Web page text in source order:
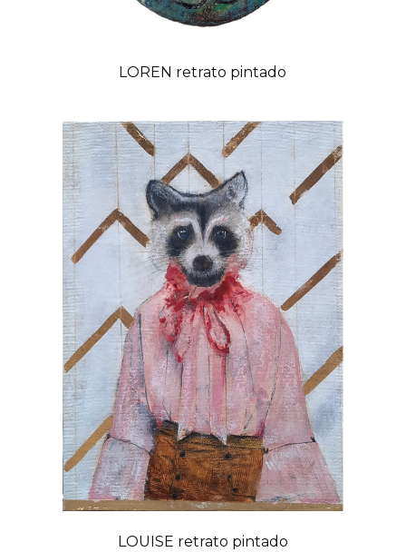
LOREN retrato pintado
LOUISE retrato pintado